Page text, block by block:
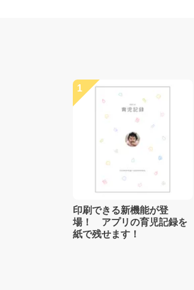
1
印刷できる新機能が登
場！ アプリの育児記録を
紙で残せます！